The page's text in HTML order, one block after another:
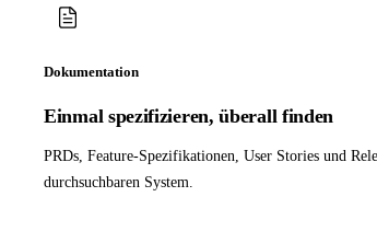
Dokumentation
Einmal spezifizieren, überall finden
PRDs, Feature-Spezifikationen, User Stories und
durchsuchbaren System.